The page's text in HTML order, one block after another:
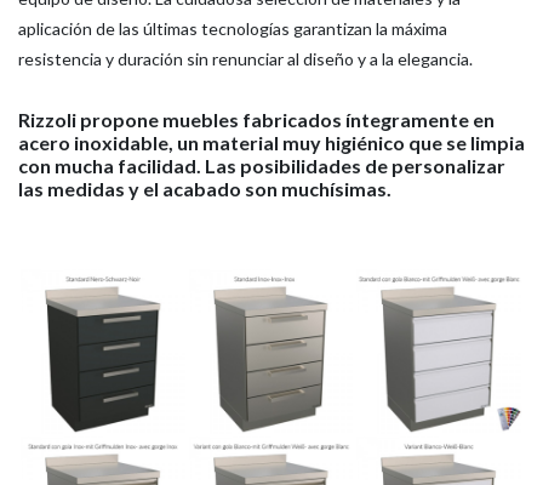
EMPRESA
PRODUCTOS
CATÁLOGOS
NOTICIAS
MEDIA
CONTACTOS
ÁREA RESERVADA
aplicación de las últimas tecnologías garantizan la máxima
resistencia y duración sin renunciar al diseño y a la elegancia.
Rizzoli propone muebles fabricados íntegramente en
acero inoxidable, un material muy higiénico que se limpia
con mucha facilidad. Las posibilidades de personalizar
las medidas y el acabado son muchísimas.